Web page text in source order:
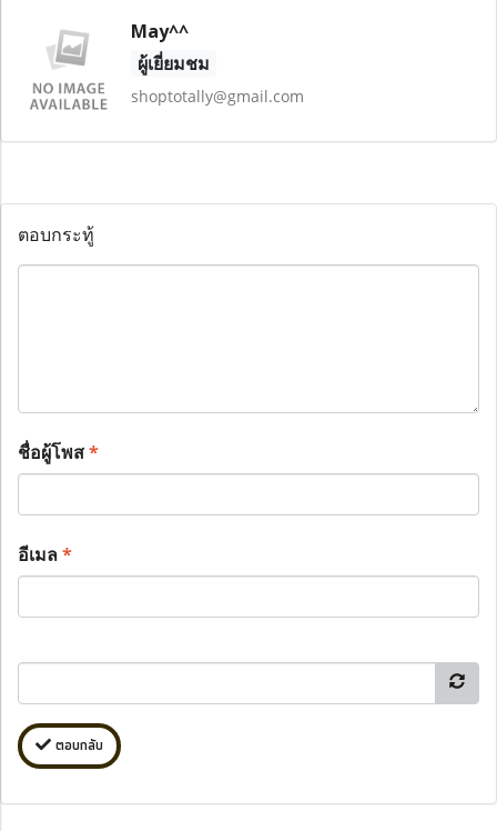
May^^
ผู้เยี่ยมชม
shoptotally@gmail.com
ตอบกระทู้
ชื่อผู้โพส*
อีเมล*
ตอบกลับ